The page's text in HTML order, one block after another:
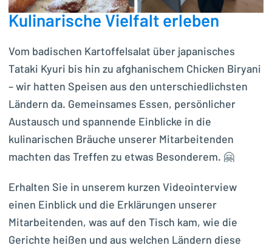
Kulinarische Vielfalt erleben
Vom badischen Kartoffelsalat über japanisches
Tataki Kyuri bis hin zu afghanischem Chicken Biryani
– wir hatten Speisen aus den unterschiedlichsten
Ländern da. Gemeinsames Essen, persönlicher
Austausch und spannende Einblicke in die
kulinarischen Bräuche unserer Mitarbeitenden
machten das Treffen zu etwas Besonderem. 🤗
Erhalten Sie in unserem kurzen Videointerview
einen Einblick und die Erklärungen unserer
Mitarbeitenden, was auf den Tisch kam, wie die
Gerichte heißen und aus welchen Ländern diese